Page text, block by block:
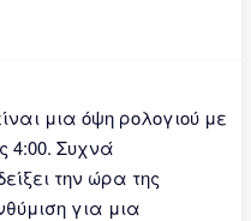
μια όψη ρολογιού με
4:00. Συχνά
την ώρα της
για μια